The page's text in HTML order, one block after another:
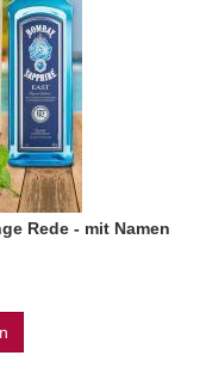
Rede - mit Namen